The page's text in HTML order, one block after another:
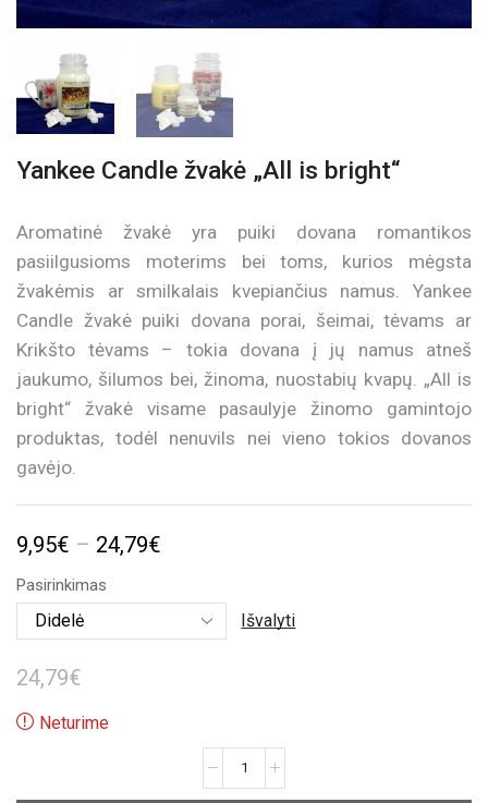
Yankee Candle žvakė „All is bright“
Aromatinė žvakė yra puiki dovana romantikos
pasiilgusioms moterims bei toms, kurios mėgsta
žvakėmis ar smilkalais kvepiančius namus. Yankee
Candle žvakė puiki dovana porai, šeimai, tėvams ar
Krikšto tėvams – tokia dovana į jų namus atneš
jaukumo, šilumos bei, žinoma, nuostabių kvapų. „All is
bright“ žvakė visame pasaulyje žinomo gamintojo
produktas, todėl nenuvils nei vieno tokios dovanos
gavėjo.
9,95€ – 24,79€
9,95€
through
Pasirinkimas
Išvalyti
24,79€
Neturime